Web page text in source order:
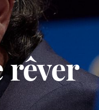
rêver